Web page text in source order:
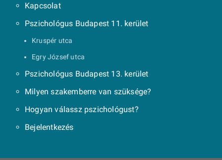
Kapcsolat
Pszichológus Budapest 11. kerület
Kruspér utca
Egry József utca
Pszichológus Budapest 13. kerület
Milyen szakemberre van szüksége?
Hogyan válassz pszichológust?
Bejelentkezés